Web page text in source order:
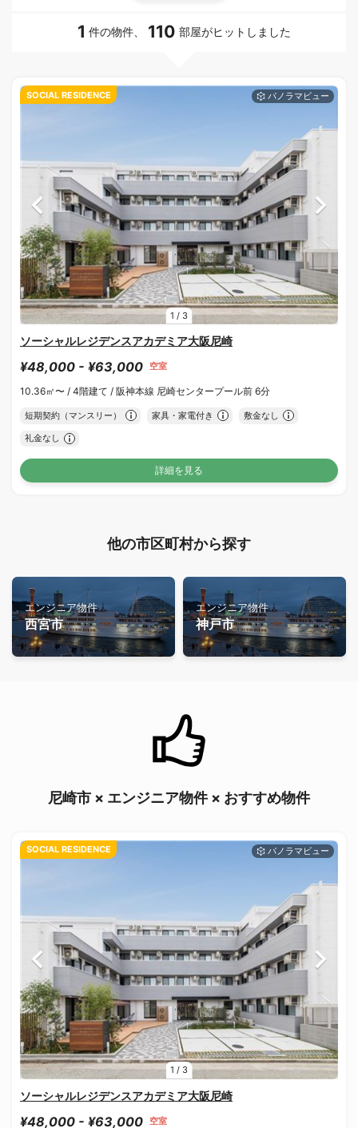
1 件の物件、 110 部屋がヒットしました
1 / 3
SOCIAL RESIDENCE
ソーシャルレジデンスアカデミア大阪尼崎
¥48,000 - ¥63,000 空室
10.36㎡〜 / 4階建て / 阪神本線 尼崎センタープール前 6分
短期契約（マンスリー） 家具・家電付き 敷金なし
礼金なし
詳細を見る
他の市区町村から探す
エンジニア物件
西宮市
エンジニア物件
神戸市
尼崎市 × エンジニア物件 × おすすめ物件
1 / 3
SOCIAL RESIDENCE
ソーシャルレジデンスアカデミア大阪尼崎
¥48,000 - ¥63,000 空室